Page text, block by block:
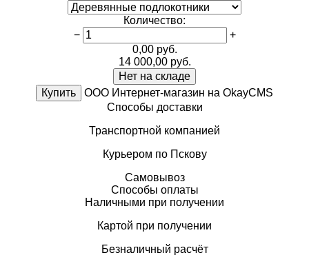
Количество:
−
+
0,00руб.
14 000,00 руб.
Нет на складе
Купить
ООО Интернет-магазин на OkayCMS
Способы доставки
Транспортной компанией
Курьером по Пскову
Самовывоз
Способы оплаты
Наличными при получении
Картой при получении
Безналичный расчёт